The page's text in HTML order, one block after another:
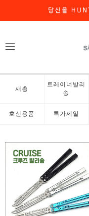
새총
트레이너발리
송
호신용품 특가세일